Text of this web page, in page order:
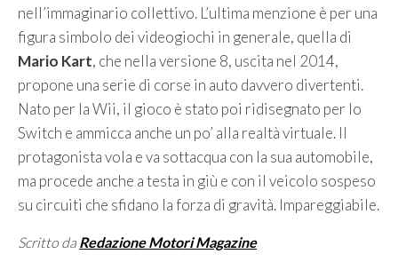
nell’immaginario collettivo. L’ultima menzione è per una
figura simbolo dei videogiochi in generale, quella di
Mario Kart, che nella versione 8, uscita nel 2014,
propone una serie di corse in auto davvero divertenti.
Nato per la Wii, il gioco è stato poi ridisegnato per lo
Switch e ammicca anche un po’ alla realtà virtuale. Il
protagonista vola e va sottacqua con la sua automobile,
ma procede anche a testa in giù e con il veicolo sospeso
su circuiti che sfidano la forza di gravità. Impareggiabile.
Scritto da Redazione Motori Magazine